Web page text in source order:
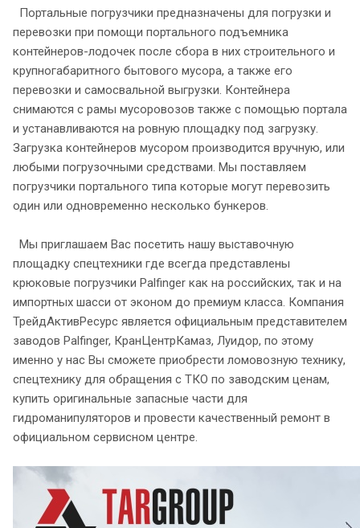
Портальные погрузчики предназначены для погрузки и
перевозки при помощи портального подъемника
контейнеров-лодочек после сбора в них строительного и
крупногабаритного бытового мусора, а также его
перевозки и самосвальной выгрузки. Контейнера
снимаются с рамы мусоровозов также с помощью портала
и устанавливаются на ровную площадку под загрузку.
Загрузка контейнеров мусором производится вручную, или
любыми погрузочными средствами. Мы поставляем
погрузчики портального типа которые могут перевозить
один или одновременно несколько бункеров.
Мы приглашаем Вас посетить нашу выставочную
площадку спецтехники где всегда представлены
крюковые погрузчики Palfinger как на российских, так и на
импортных шасси от эконом до премиум класса. Компания
ТрейдАктивРесурс является официальным представителем
заводов Palfinger, КранЦентрКамаз, Луидор, по этому
именно у нас Вы сможете приобрести ломовозную технику,
спецтехнику для обращения с ТКО по заводским ценам,
купить оригинальные запасные части для
гидроманипуляторов и провести качественный ремонт в
официальном сервисном центре.